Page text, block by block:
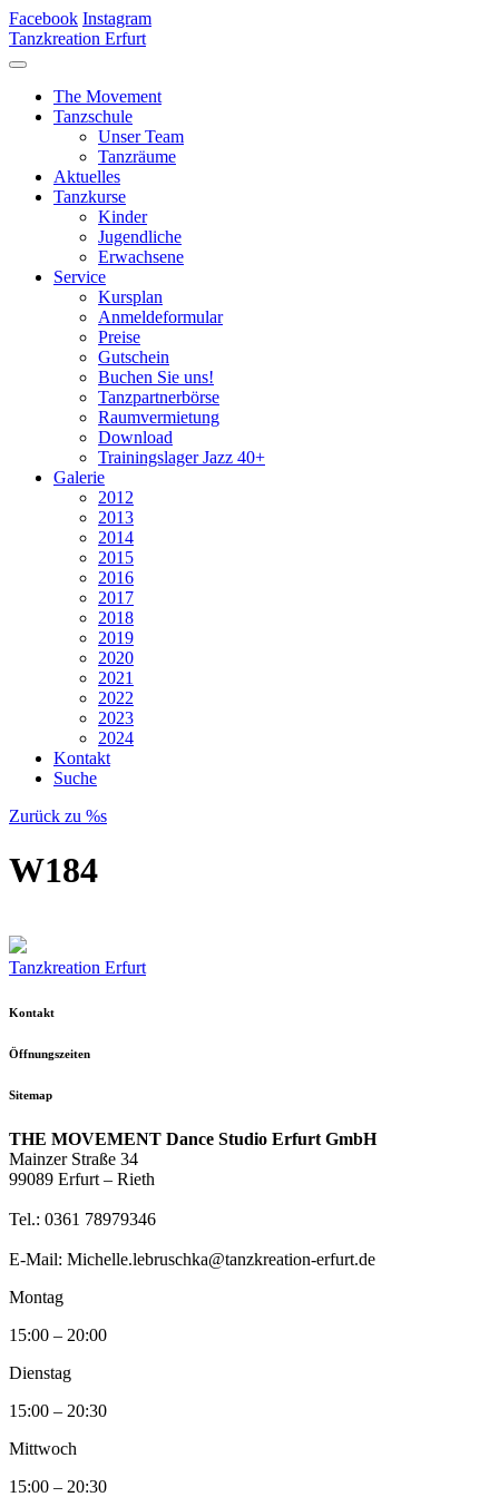
Facebook Instagram
Tanzkreation Erfurt
The Movement
Tanzschule
Unser Team
Tanzräume
Aktuelles
Tanzkurse
Kinder
Jugendliche
Erwachsene
Service
Kursplan
Anmeldeformular
Preise
Gutschein
Buchen Sie uns!
Tanzpartnerbörse
Raumvermietung
Download
Trainingslager Jazz 40+
Galerie
2012
2013
2014
2015
2016
2017
2018
2019
2020
2021
2022
2023
2024
Kontakt
Suche
Zurück zu %s
W184
Tanzkreation Erfurt
Kontakt
Öffnungszeiten
Sitemap
THE MOVEMENT Dance Studio Erfurt GmbH
Mainzer Straße 34
99089 Erfurt – Rieth
Tel.: 0361 78979346
E-Mail: Michelle.lebruschka@tanzkreation-erfurt.de
Montag
15:00 – 20:00
Dienstag
15:00 – 20:30
Mittwoch
15:00 – 20:30